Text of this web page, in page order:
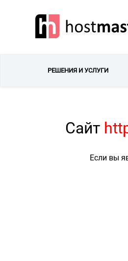
РЕШЕНИЯ И УСЛУГИ
Сайт
Если вы